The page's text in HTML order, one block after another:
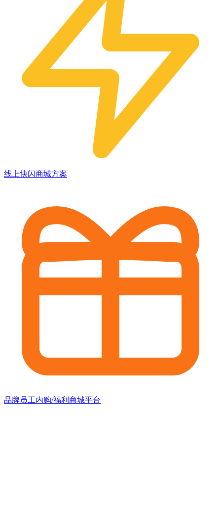
线上快闪商城方案
品牌员工内购/福利商城平台